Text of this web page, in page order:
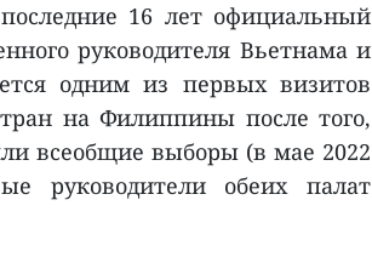
16 лет официальный
руководителя Вьетнама и
одним из первых визитов
на Филиппины после того,
всеобщие выборы (в мае 2022
руководители обеих палат